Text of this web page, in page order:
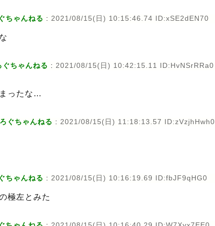
ちゃんねる : 2021/08/15(日) 10:15:46.74 ID:xSE2dEN70
ちゃんねる : 2021/08/15(日) 10:42:15.11 ID:HvNSrRRa0
ったな…
ぐちゃんねる : 2021/08/15(日) 11:18:13.57 ID:zVzjhHwh0
ちゃんねる : 2021/08/15(日) 10:16:19.69 ID:fbJF9qHG0
極左とみた